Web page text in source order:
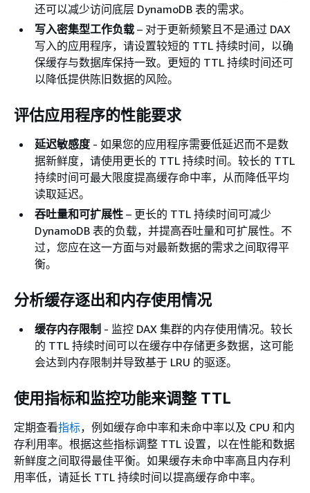
还可以减少访问底层 DynamoDB 表的需求。
写入密集型工作负载 – 对于更新频繁且不是通过 DAX
写入的应用程序，请设置较短的 TTL 持续时间，以确
保缓存与数据库保持一致。更短的 TTL 持续时间还可
以降低提供陈旧数据的风险。
评估应用程序的性能要求
延迟敏感度 - 如果您的应用程序需要低延迟而不是数
据新鲜度，请使用更长的 TTL 持续时间。较长的 TTL
持续时间可最大限度提高缓存命中率，从而降低平均
读取延迟。
吞吐量和可扩展性 – 更长的 TTL 持续时间可减少
DynamoDB 表的负载，并提高吞吐量和可扩展性。不
过，您应在这一方面与对最新数据的需求之间取得平
衡。
分析缓存逐出和内存使用情况
缓存内存限制 - 监控 DAX 集群的内存使用情况。较长
的 TTL 持续时间可以在缓存中存储更多数据，这可能
会达到内存限制并导致基于 LRU 的驱逐。
使用指标和监控功能来调整 TTL
定期查看指标，例如缓存命中率和未命中率以及 CPU 和内
存利用率。根据这些指标调整 TTL 设置，以在性能和数据
新鲜度之间取得最佳平衡。如果缓存未命中率高且内存利
用率低，请延长 TTL 持续时间以提高缓存命中率。